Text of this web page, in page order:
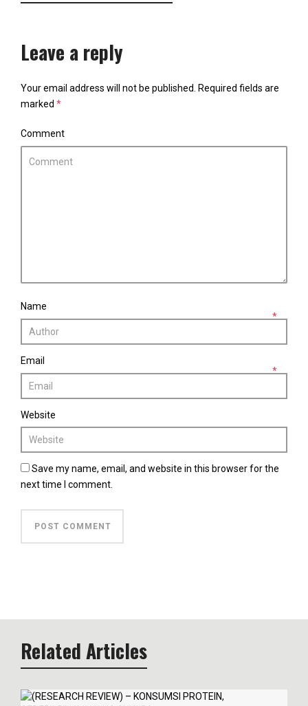
Leave a reply
Your email address will not be published.
Required fields are
marked *
Comment
Name
*
Email
*
Website
Save my name, email, and website in this browser for the
next time I comment.
Related Articles